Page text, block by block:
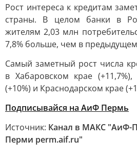
Рост интереса к кредитам
страны. В целом банки в
жителям 2,03 млн
7,8% больше, чем в
Самый заметный рост числа
в Хабаровском крае
(+10%) и Краснодарском крае
Подписывайся на АиФ Пермь
Источник: Канал в МАКС "АиФ-
Перми perm.aif.ru"